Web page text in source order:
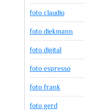
foto claudio
foto diekmann
foto digital
foto espresso
foto frank
foto gerd